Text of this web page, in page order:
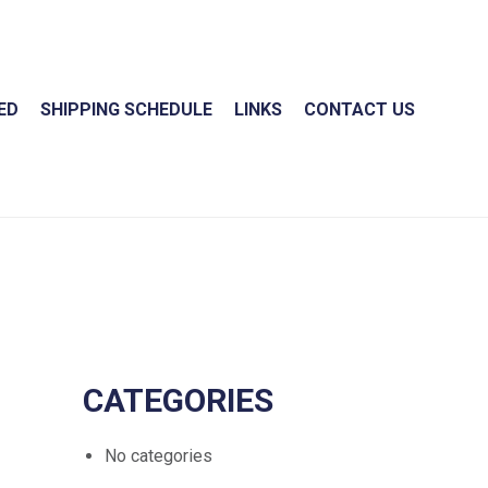
SHIPPING SCHEDULE LINKS CONTACT US
CATEGORIES
No categories